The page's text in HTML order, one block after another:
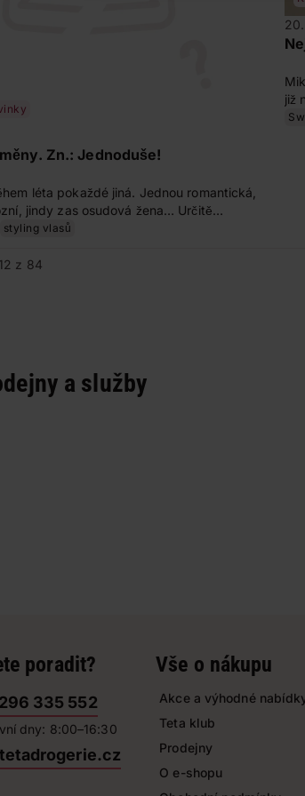
Zn.: Jednoduše!
léta pokaždé jiná. Jednou romantická,
jindy zas osudová žena… Určitě
varianty, stačí se inspirovat našimi tipy a
styling vlasů
již
z 84
a služby
poradit?
335 552
dny: 8:00–16:30
Vše o nákupu
Akce a výhodné
Teta klub
Prodejny
O e-shopu